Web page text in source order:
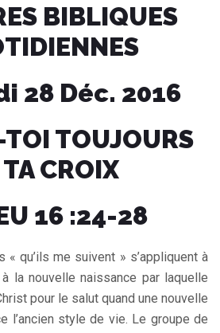
BIBLIQUES
28 Déc. 2016
TOUJOURS
TA CROIX
16 :24-28
qu’ils me suivent » s’appliquent à
la nouvelle naissance par laquelle
pour le salut quand une nouvelle
l’ancien style de vie. Le groupe de